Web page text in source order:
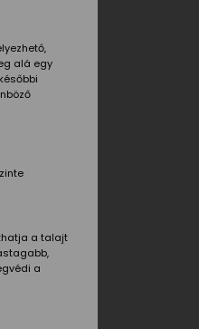
alá egy
a talajt
a